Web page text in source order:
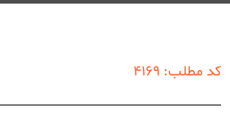
کد مطلب: 4169